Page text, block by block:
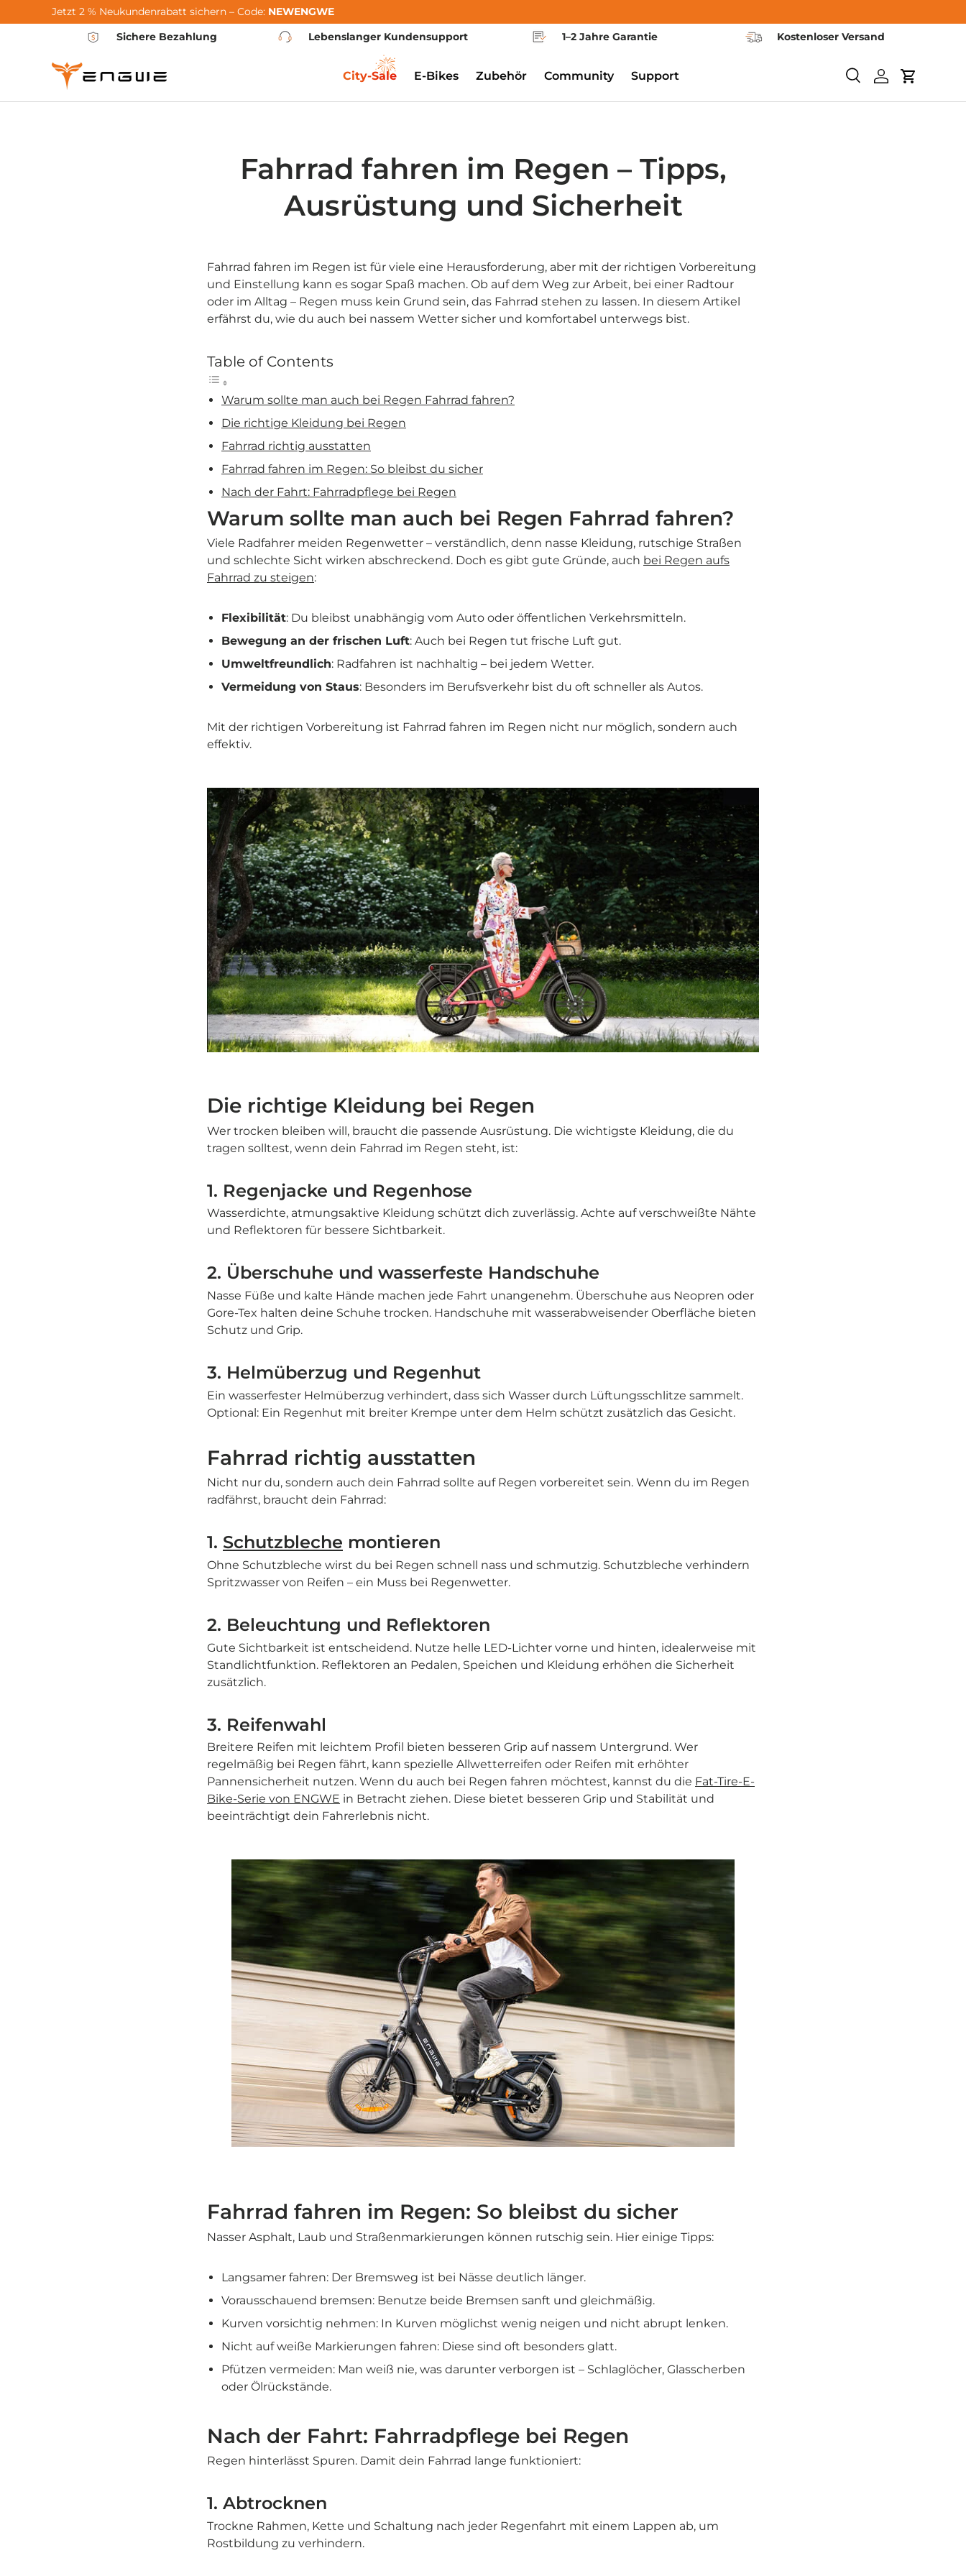
Zum Inhalt springen
Jetzt 2 % Neukundenrabatt sichern – Code: NEWENGWE
Sichere Bezahlung
Lebenslanger Kundensupport 1–2 Jahre Garantie Kostenloser Versand
SuchenEinloggen
City-Sale E-Bikes Zubehör Community Support
Fahrrad fahren im Regen – Tipps,
Ausrüstung und Sicherheit
Fahrrad fahren im Regen ist für viele eine Herausforderung, aber mit der richtigen Vorbereitung
und Einstellung kann es sogar Spaß machen. Ob auf dem Weg zur Arbeit, bei einer Radtour
oder im Alltag – Regen muss kein Grund sein, das Fahrrad stehen zu lassen. In diesem Artikel
erfährst du, wie du auch bei nassem Wetter sicher und komfortabel unterwegs bist.
Table of Contents
Warum sollte man auch bei Regen Fahrrad fahren?
Die richtige Kleidung bei Regen
Fahrrad richtig ausstatten
Fahrrad fahren im Regen: So bleibst du sicher
Nach der Fahrt: Fahrradpflege bei Regen
Warum sollte man auch bei Regen Fahrrad fahren?
Viele Radfahrer meiden Regenwetter – verständlich, denn nasse Kleidung, rutschige Straßen
und schlechte Sicht wirken abschreckend. Doch es gibt gute Gründe, auch bei Regen aufs
Fahrrad zu steigen:
Flexibilität: Du bleibst unabhängig vom Auto oder öffentlichen Verkehrsmitteln.
Bewegung an der frischen Luft: Auch bei Regen tut frische Luft gut.
Umweltfreundlich: Radfahren ist nachhaltig – bei jedem Wetter.
Vermeidung von Staus: Besonders im Berufsverkehr bist du oft schneller als Autos.
Mit der richtigen Vorbereitung ist Fahrrad fahren im Regen nicht nur möglich, sondern auch
effektiv.
Die richtige Kleidung bei Regen
Wer trocken bleiben will, braucht die passende Ausrüstung. Die wichtigste Kleidung, die du
tragen solltest, wenn dein Fahrrad im Regen steht, ist:
1. Regenjacke und Regenhose
Wasserdichte, atmungsaktive Kleidung schützt dich zuverlässig. Achte auf verschweißte Nähte
und Reflektoren für bessere Sichtbarkeit.
2. Überschuhe und wasserfeste Handschuhe
Nasse Füße und kalte Hände machen jede Fahrt unangenehm. Überschuhe aus Neopren oder
Gore-Tex halten deine Schuhe trocken. Handschuhe mit wasserabweisender Oberfläche bieten
Schutz und Grip.
3. Helmüberzug und Regenhut
Ein wasserfester Helmüberzug verhindert, dass sich Wasser durch Lüftungsschlitze sammelt.
Optional: Ein Regenhut mit breiter Krempe unter dem Helm schützt zusätzlich das Gesicht.
Fahrrad richtig ausstatten
Nicht nur du, sondern auch dein Fahrrad sollte auf Regen vorbereitet sein. Wenn du im Regen
radfährst, braucht dein Fahrrad:
1. Schutzbleche montieren
Ohne Schutzbleche wirst du bei Regen schnell nass und schmutzig. Schutzbleche verhindern
Spritzwasser von Reifen – ein Muss bei Regenwetter.
2. Beleuchtung und Reflektoren
Gute Sichtbarkeit ist entscheidend. Nutze helle LED-Lichter vorne und hinten, idealerweise mit
Standlichtfunktion. Reflektoren an Pedalen, Speichen und Kleidung erhöhen die Sicherheit
zusätzlich.
3. Reifenwahl
Breitere Reifen mit leichtem Profil bieten besseren Grip auf nassem Untergrund. Wer
regelmäßig bei Regen fährt, kann spezielle Allwetterreifen oder Reifen mit erhöhter
Pannensicherheit nutzen. Wenn du auch bei Regen fahren möchtest, kannst du die Fat-Tire-E-
Bike-Serie von ENGWE in Betracht ziehen. Diese bietet besseren Grip und Stabilität und
beeinträchtigt dein Fahrerlebnis nicht.
Fahrrad fahren im Regen: So bleibst du sicher
Nasser Asphalt, Laub und Straßenmarkierungen können rutschig sein. Hier einige Tipps:
Langsamer fahren: Der Bremsweg ist bei Nässe deutlich länger.
Vorausschauend bremsen: Benutze beide Bremsen sanft und gleichmäßig.
Kurven vorsichtig nehmen: In Kurven möglichst wenig neigen und nicht abrupt lenken.
Nicht auf weiße Markierungen fahren: Diese sind oft besonders glatt.
Pfützen vermeiden: Man weiß nie, was darunter verborgen ist – Schlaglöcher, Glasscherben
oder Ölrückstände.
Nach der Fahrt: Fahrradpflege bei Regen
Regen hinterlässt Spuren. Damit dein Fahrrad lange funktioniert:
1. Abtrocknen
Trockne Rahmen, Kette und Schaltung nach jeder Regenfahrt mit einem Lappen ab, um
Rostbildung zu verhindern.